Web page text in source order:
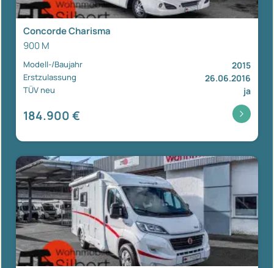
Concorde Charisma
900 M
Modell-/Baujahr 2015
Erstzulassung 26.06.2016
TÜV neu ja
184.900 €